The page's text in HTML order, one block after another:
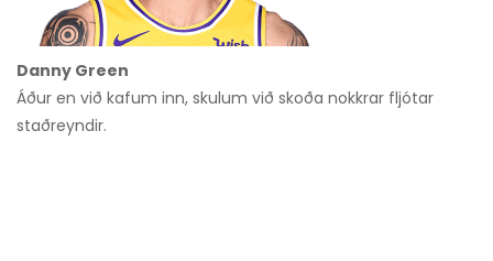
Danny Green
Áður en við kafum inn, skulum við skoða nokkrar fljótar
staðreyndir.